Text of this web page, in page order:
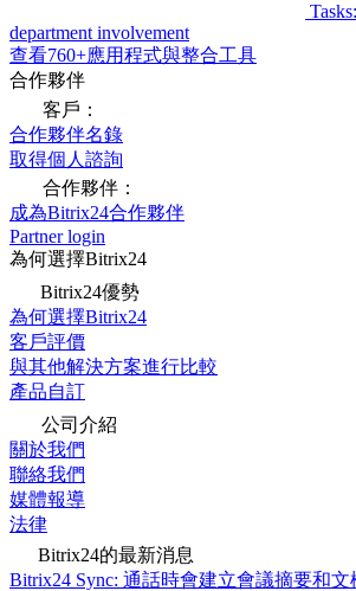
department involvement
查看760+應用程式與整合工具
合作夥伴
客戶：
合作夥伴名錄
取得個人諮詢
合作夥伴：
成為Bitrix24合作夥伴
Partner login
為何選擇Bitrix24
Bitrix24優勢
為何選擇Bitrix24
客戶評價
與其他解決方案進行比較
產品自訂
公司介紹
關於我們
聯絡我們
媒體報導
法律
Bitrix24的最新消息
Bitrix24 Sync: 通話時會建立會議摘要和文